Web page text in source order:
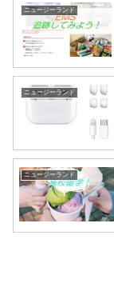
ニュージーランド
ニュージーランド
ニュージーランド